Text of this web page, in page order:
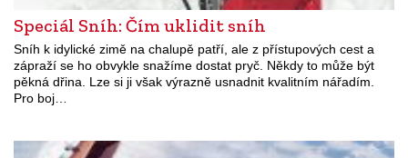
Speciál Sníh: Čím uklidit sníh
Sníh k idylické zimě na chalupě patří, ale z přístupových cest a
zápraží se ho obvykle snažíme dostat pryč. Někdy to může být
pěkná dřina. Lze si ji však výrazně usnadnit kvalitním nářadím.
Pro boj…